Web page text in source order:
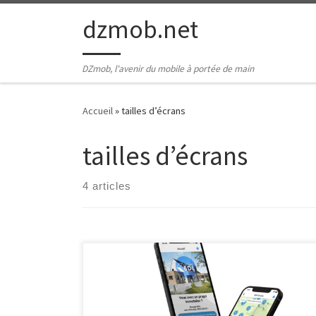
Passer au contenudzmob.net
DZmob, l'avenir du mobile à portée de main
Accueil»tailles d’écrans
tailles d’écrans
4 articles
Développement Smartphone : L’évolution constante
de la technologie mobile Depuis l’avènement des
smartphones, ces petits appareils ont révolutionné la
façon dont nous interagissons avec le monde